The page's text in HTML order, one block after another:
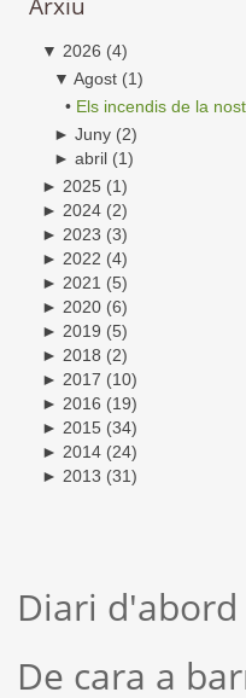
Arxiu
▼ 2026 (4)
▼ Agost (1)
• Els incendis de la
► Juny (2)
► abril (1)
► 2025 (1)
► 2024 (2)
► 2023 (3)
► 2022 (4)
► 2021 (5)
► 2020 (6)
► 2019 (5)
► 2018 (2)
► 2017 (10)
► 2016 (19)
► 2015 (34)
► 2014 (24)
► 2013 (31)
Diari d'abord
De cara a